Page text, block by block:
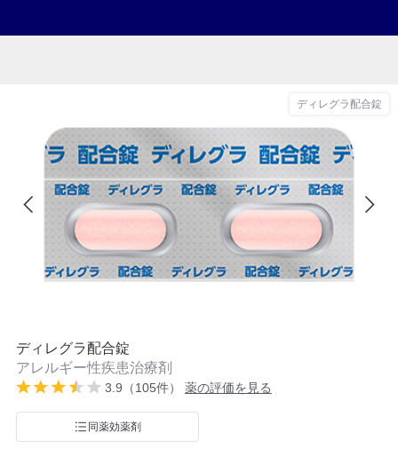
ディレグラ配合錠
ディレグラ配合錠
アレルギー性疾患治療剤
3.9（105件） 薬の評価を見る
同薬効薬剤